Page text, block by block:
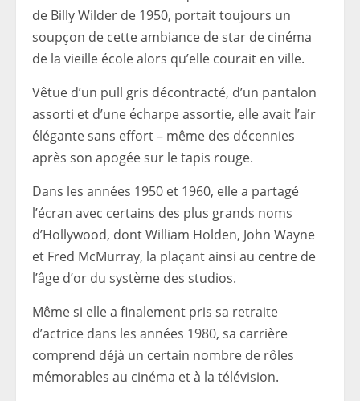
de Billy Wilder de 1950, portait toujours un
soupçon de cette ambiance de star de cinéma
de la vieille école alors qu’elle courait en ville.
Vêtue d’un pull gris décontracté, d’un pantalon
assorti et d’une écharpe assortie, elle avait l’air
élégante sans effort – même des décennies
après son apogée sur le tapis rouge.
Dans les années 1950 et 1960, elle a partagé
l’écran avec certains des plus grands noms
d’Hollywood, dont William Holden, John Wayne
et Fred McMurray, la plaçant ainsi au centre de
l’âge d’or du système des studios.
Même si elle a finalement pris sa retraite
d’actrice dans les années 1980, sa carrière
comprend déjà un certain nombre de rôles
mémorables au cinéma et à la télévision.